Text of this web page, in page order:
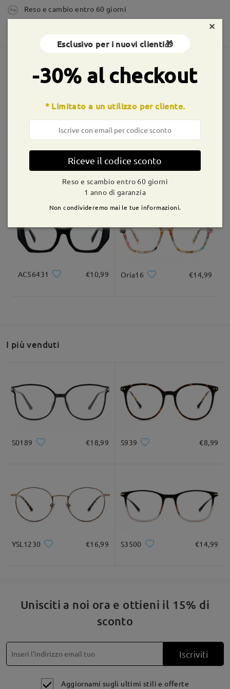
tempi di spedizione
5-7 giorni lavorativi dettagli
Spedito
9-21 giorni lavorativi dettagli
Consegnato
Reso e cambio entro 60 giorni
Montature simili
AC56431 €10,99 Oria16 €14,99
I più venduti
S0189 €18,99 S939 €8,99
YSL1230 €16,99 S3500 €14,99
Unisciti a noi ora e ottieni il 15% di
sconto
Iscriviti
Aggiornami sugli ultimi stili e offerte
×
Esclusivo per i nuovi clienti🎁
-30% al checkout
* Limitato a un utilizzo per cliente.
Riceve il codice sconto
Reso e scambio entro 60 giorni
1 anno di garanzia
Non condivideremo mai le tue informazioni.